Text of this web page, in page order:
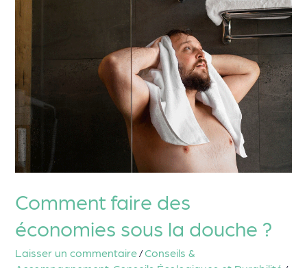
Comment faire des
économies sous la douche ?
Laisser un commentaire/Conseils &
des
sous
la
douche
?